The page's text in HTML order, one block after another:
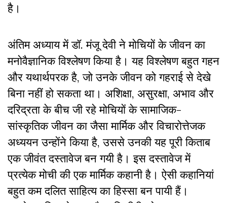
है।
अंतिम अध्याय में डॉ. मंजू देवी ने मोचियों के जीवन का
मनोवैज्ञानिक विश्लेषण किया है। यह विश्लेषण बहुत गहन
और यथार्थपरक है, जो उनके जीवन को गहराई से देखे
बिना नहीं हो सकता था। अशिक्षा, असुरक्षा, अभाव और
दरिद्रता के बीच जी रहे मोचियों के सामाजिक-
सांस्कृतिक जीवन का जैसा मार्मिक और विचारोत्तेजक
अध्ययन उन्होंने किया है, उससे उनकी यह पूरी किताब
एक जीवंत दस्तावेज बन गयी है। इस दस्तावेज में
प्रत्येक मोची की एक मार्मिक कहानी है। ऐसी कहानियां
बहुत कम दलित साहित्य का हिस्सा बन पायी हैं।